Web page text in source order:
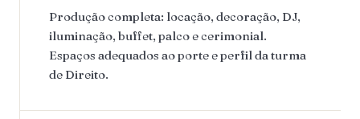
Produção completa: locação, decoração, DJ,
iluminação, buffet, palco e cerimonial.
Espaços adequados ao porte e perfil da turma
de Direito.